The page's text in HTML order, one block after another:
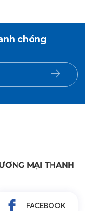
chóng
MẠI THANH
FACEBOOK